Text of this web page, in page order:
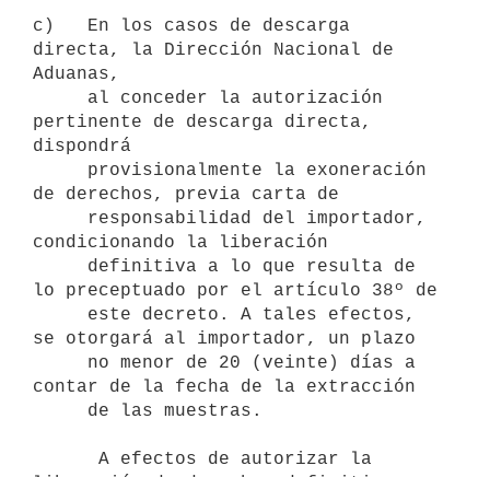
c)   En los casos de descarga
directa, la Dirección Nacional de
Aduanas,
pertinente de descarga directa,
dispondrá
de derechos, previa carta de
condicionando la liberación
lo preceptuado por el artículo 38º de
se otorgará al importador, un plazo
contar de la fecha de la extracción